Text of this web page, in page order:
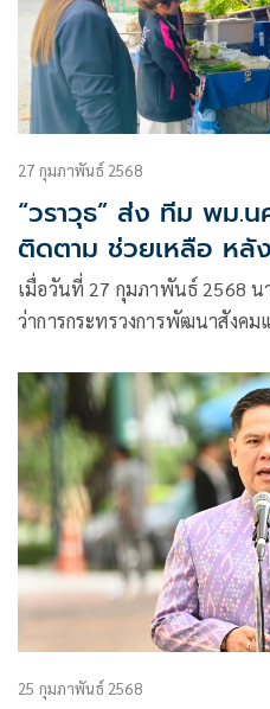
27 กุมภาพันธ์ 2568
“วราวุธ” ส่ง ทีม พม.
ติดตาม ช่วยเหลือ หลั
ร้องคาเฟ่กลายเป็นคน
เมื่อวันที่ 27 กุมภาพันธ์ 2568 น
ว่าการกระทรวงการพัฒนาสังค
(ศรส.) กระทรวง พม. ได้รับราย
นครศรีธรรมราช กรณีอดีตนักร้อ
25 กุมภาพันธ์ 2568